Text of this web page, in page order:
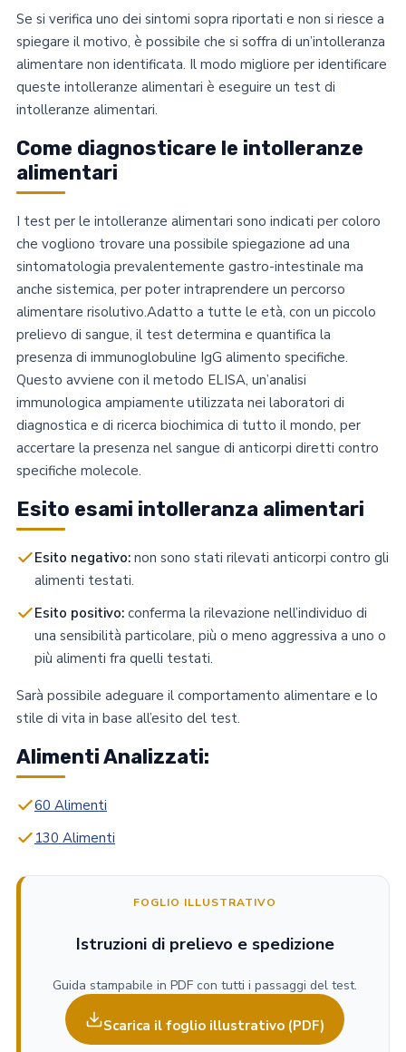
Se si verifica uno dei sintomi sopra riportati e non si riesce a
spiegare il motivo, è possibile che si soffra di un’intolleranza
alimentare non identificata. Il modo migliore per identificare
queste intolleranze alimentari è eseguire un test di
intolleranze alimentari.
Come diagnosticare le intolleranze
alimentari
I test per le intolleranze alimentari sono indicati per coloro
che vogliono trovare una possibile spiegazione ad una
sintomatologia prevalentemente gastro-intestinale ma
anche sistemica, per poter intraprendere un percorso
alimentare risolutivo.Adatto a tutte le età, con un piccolo
prelievo di sangue, il test determina e quantifica la
presenza di immunoglobuline IgG alimento specifiche.
Questo avviene con il metodo ELISA, un’analisi
immunologica ampiamente utilizzata nei laboratori di
diagnostica e di ricerca biochimica di tutto il mondo, per
accertare la presenza nel sangue di anticorpi diretti contro
specifiche molecole.
Esito esami intolleranza alimentari
Esito negativo: non sono stati rilevati anticorpi contro gli
alimenti testati.
Esito positivo: conferma la rilevazione nell’individuo di
una sensibilità particolare, più o meno aggressiva a uno o
più alimenti fra quelli testati.
Sarà possibile adeguare il comportamento alimentare e lo
stile di vita in base all’esito del test.
Alimenti Analizzati:
60 Alimenti
130 Alimenti
FOGLIO ILLUSTRATIVO
Istruzioni di prelievo e spedizione
Guida stampabile in PDF con tutti i passaggi del test.
Scarica il foglio illustrativo (PDF)